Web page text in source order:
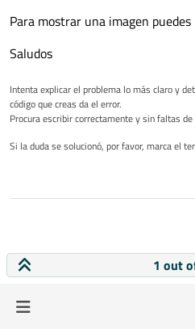
Para mostrar una imagen
Saludos
Intenta explicar el problema lo más claro y
código que creas da el error.
Procura escribir correctamente y sin faltas
Si la duda se solucionó, por favor, marca el
1 out